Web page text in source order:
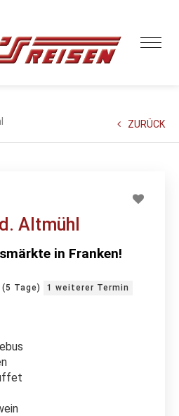
ZURÜCK
Altmühl
in Franken!
Tage) 1 weiterer Termin